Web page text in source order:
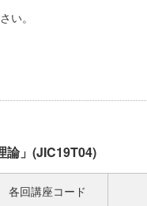
い。
論」(JIC19T04)
各回講座コード